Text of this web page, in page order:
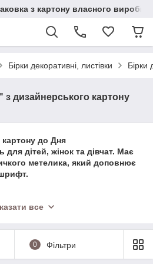
з картону власного
Бірки декоративні, листівки Бірки
з дизайнерського картону
картону до Дня
для дітей, жінок та дівчат. Має
метелика, який доповнює
колір у нас на сайті -
односторонній картон,
г/м2.
все
0 Фільтри